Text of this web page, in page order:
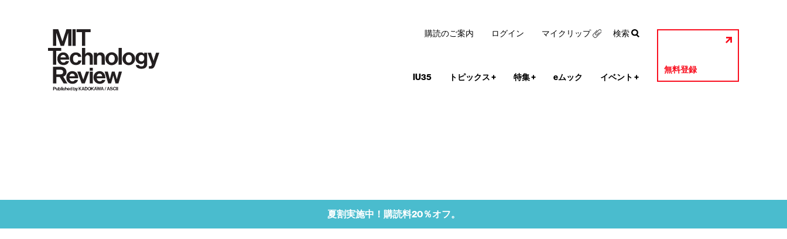
IU35 トピックス+ 特集+ eムック イベント +
無料登録
購読のご案内 ログイン マイクリップ 検索
夏割実施中！購読料20％オフ。